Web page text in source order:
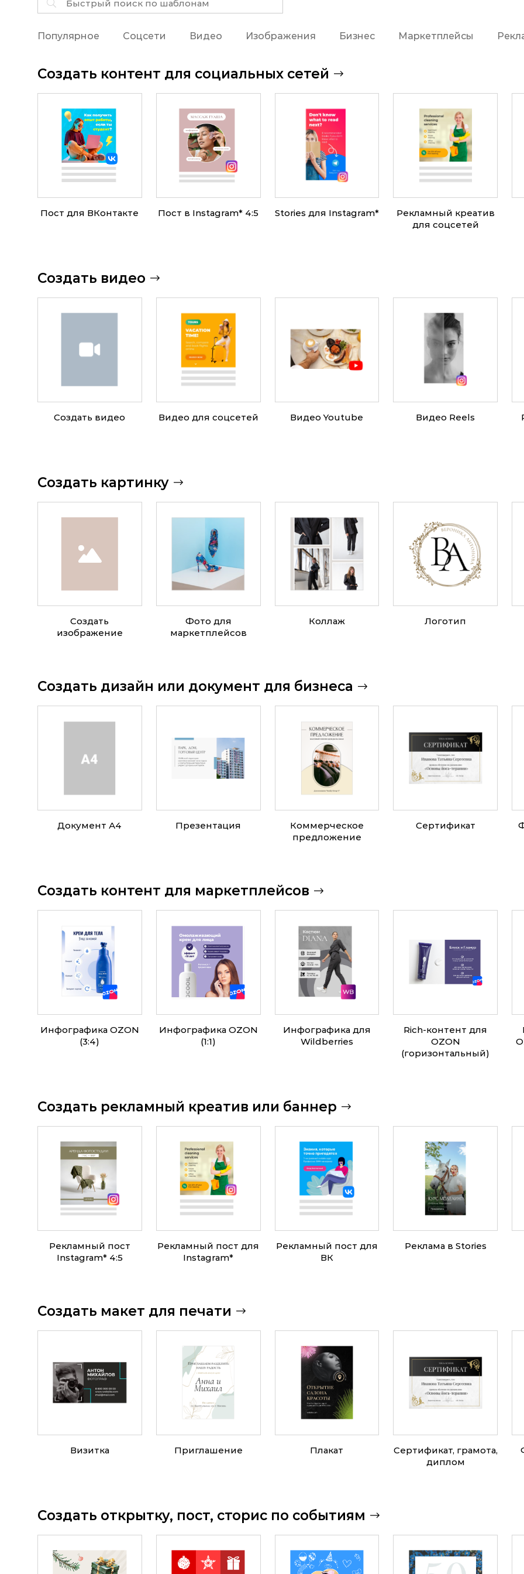
Популярное Соцсети Видео Изображения Бизнес Маркетплейсы
Создать контент для социальных сетей
Пост для ВКонтакте Пост в Instagram* 4:5 Stories для Instagram*
Рекламный креатив
для соцсетей
Создать видео
Создать видео Видео для соцсетей Видео Youtube Видео Reels
Создать картинку
Создать
изображение
Фото для
маркетплейсов
Коллаж Логотип
Создать дизайн или документ для бизнеса
Документ А4 Презентация
Коммерческое
предложение
Сертификат
Создать контент для маркетплейсов
Инфографика OZON
(3:4)
Инфографика OZON
(1:1)
Инфографика для
Wildberries
Rich-контент для
OZON
(горизонтальный)
Создать рекламный креатив или баннер
Рекламный пост
Instagram*4:5
Рекламный пост для
Instagram*
Рекламный пост для
ВК
Реклама в Stories
Создать макет для печати
Визитка Приглашение Плакат
Сертификат, грамота,
диплом
Создать открытку, пост, сторис по событиям